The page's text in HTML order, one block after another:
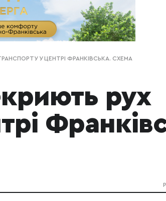
У ЦЕНТРІ ФРАНКІВСЬКА. СХЕМА
рух